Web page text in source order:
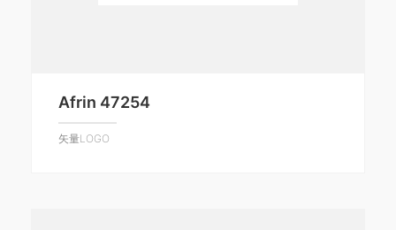
Afrin 47254
矢量LOGO